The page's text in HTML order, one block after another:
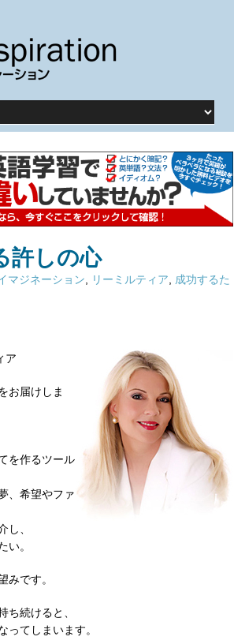
許しの心
マジネーション リーミルティア
成功するた
ア
お届けしま
を作るツール
、希望やファ
し、
い。
みです。
ち続けると、
ってしまいます。